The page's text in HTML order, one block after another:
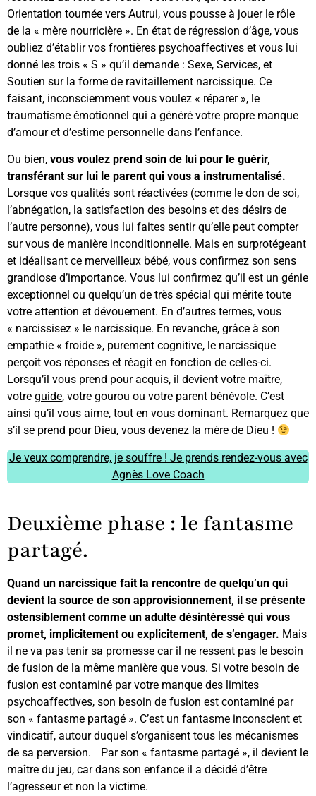
Orientation tournée vers Autrui, vous pousse à jouer le rôle
de la « mère nourricière ». En état de régression d’âge, vous
oubliez d’établir vos frontières psychoaffectives et vous lui
donné les trois « S » qu’il demande : Sexe, Services, et
Soutien sur la forme de ravitaillement narcissique. Ce
faisant, inconsciemment vous voulez « réparer », le
traumatisme émotionnel qui a généré votre propre manque
d’amour et d’estime personnelle dans l’enfance.
Ou bien, vous voulez prend soin de lui pour le guérir,
transférant sur lui le parent qui vous a instrumentalisé.
Lorsque vos qualités sont réactivées (comme le don de soi,
l’abnégation, la satisfaction des besoins et des désirs de
l’autre personne), vous lui faites sentir qu’elle peut compter
sur vous de manière inconditionnelle. Mais en surprotégeant
et idéalisant ce merveilleux bébé, vous confirmez son sens
grandiose d’importance. Vous lui confirmez qu’il est un génie
exceptionnel ou quelqu’un de très spécial qui mérite toute
votre attention et dévouement. En d’autres termes, vous
« narcissisez » le narcissique. En revanche, grâce à son
empathie « froide », purement cognitive, le narcissique
perçoit vos réponses et réagit en fonction de celles-ci.
Lorsqu’il vous prend pour acquis, il devient votre maître,
votre guide, votre gourou ou votre parent bénévole. C’est
ainsi qu’il vous aime, tout en vous dominant. Remarquez que
s’il se prend pour Dieu, vous devenez la mère de Dieu !
Je veux comprendre, je souffre ! Je prends rendez-vous avec
Agnès Love Coach
Deuxième phase : le fantasme
partagé.
Quand un narcissique fait la rencontre de quelqu’un qui
devient la source de son approvisionnement, il se présente
ostensiblement comme un adulte désintéressé qui vous
promet, implicitement ou explicitement, de s’engager. Mais
il ne va pas tenir sa promesse car il ne ressent pas le besoin
de fusion de la même manière que vous. Si votre besoin de
fusion est contaminé par votre manque des limites
psychoaffectives, son besoin de fusion est contaminé par
son « fantasme partagé ». C’est un fantasme inconscient et
vindicatif, autour duquel s’organisent tous les mécanismes
de sa perversion. Par son « fantasme partagé », il devient le
maître du jeu, car dans son enfance il a décidé d’être
l’agresseur et non la victime.